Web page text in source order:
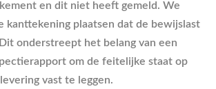
en dit niet heeft gemeld. We
kanttekening plaatsen dat de bewijslast
onderstreept het belang van een
om de feitelijke staat op
vast te leggen.